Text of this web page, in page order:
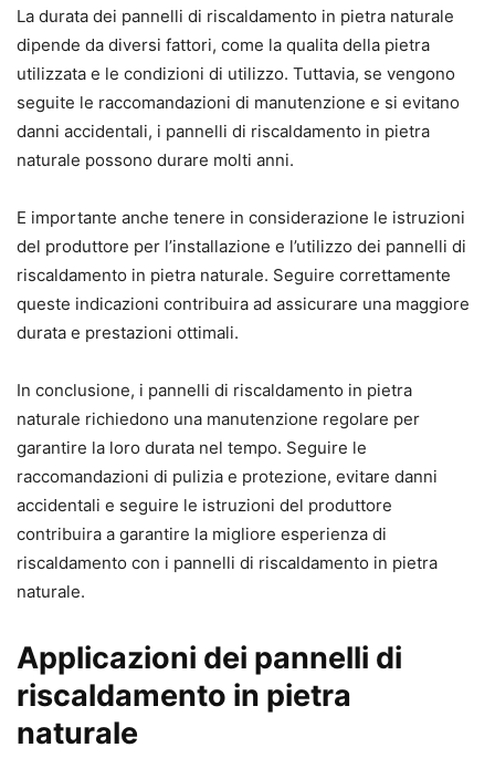
La durata dei pannelli di riscaldamento in pietra naturale
dipende da diversi fattori, come la qualita della pietra
utilizzata e le condizioni di utilizzo. Tuttavia, se vengono
seguite le raccomandazioni di manutenzione e si evitano
danni accidentali, i pannelli di riscaldamento in pietra
naturale possono durare molti anni.
E importante anche tenere in considerazione le istruzioni
del produttore per l’installazione e l’utilizzo dei pannelli di
riscaldamento in pietra naturale. Seguire correttamente
queste indicazioni contribuira ad assicurare una maggiore
durata e prestazioni ottimali.
In conclusione, i pannelli di riscaldamento in pietra
naturale richiedono una manutenzione regolare per
garantire la loro durata nel tempo. Seguire le
raccomandazioni di pulizia e protezione, evitare danni
accidentali e seguire le istruzioni del produttore
contribuira a garantire la migliore esperienza di
riscaldamento con i pannelli di riscaldamento in pietra
naturale.
Applicazioni dei pannelli di
riscaldamento in pietra
naturale